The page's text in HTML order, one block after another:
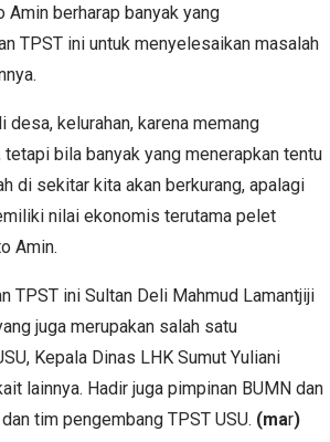
Amin berharap banyak yang
TPST ini untuk menyelesaikan masalah
desa, kelurahan, karena memang
bila banyak yang menerapkan tentu
di sekitar kita akan berkurang, apalagi
nilai ekonomis terutama pelet
Amin.
TPST ini Sultan Deli Mahmud Lamantjiji
juga merupakan salah satu
Kepala Dinas LHK Sumut Yuliani
lainnya. Hadir juga pimpinan BUMN dan
tim pengembang TPST USU. (mar)